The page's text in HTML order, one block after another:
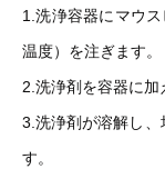
1.洗浄容器にマウ
温度）を注ぎます。
2.洗浄剤を容器に加
3.洗浄剤が溶解し、
す。